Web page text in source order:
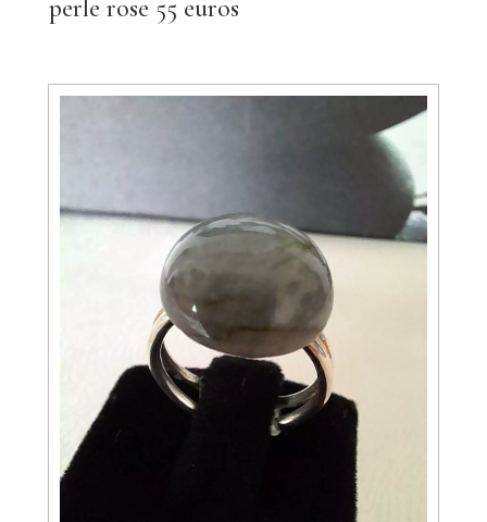
perle rose 55 euros